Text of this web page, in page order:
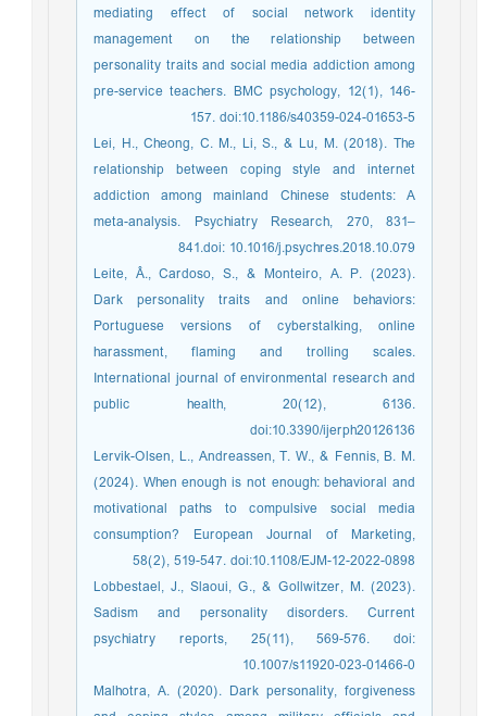
mediating effect of social network identity
management on the relationship between
personality traits and social media addiction among
pre-service teachers. BMC psychology, 12(1), 146-
157. doi:10.1186/s40359-024-01653-5
Lei, H., Cheong, C. M., Li, S., & Lu, M. (2018). The
relationship between coping style and internet
addiction among mainland Chinese students: A
meta-analysis. Psychiatry Research, 270, 831–
841.doi: 10.1016/j.psychres.2018.10.079
Leite, Â., Cardoso, S., & Monteiro, A. P. (2023).
Dark personality traits and online behaviors:
Portuguese versions of cyberstalking, online
harassment, flaming and trolling scales.
International journal of environmental research and
public health, 20(12), 6136.
doi:10.3390/ijerph20126136
Lervik-Olsen, L., Andreassen, T. W., & Fennis, B. M.
(2024). When enough is not enough: behavioral and
motivational paths to compulsive social media
consumption? European Journal of Marketing,
58(2), 519-547. doi:10.1108/EJM-12-2022-0898
Lobbestael, J., Slaoui, G., & Gollwitzer, M. (2023).
Sadism and personality disorders. Current
psychiatry reports, 25(11), 569-576. doi:
10.1007/s11920-023-01466-0
Malhotra, A. (2020). Dark personality, forgiveness